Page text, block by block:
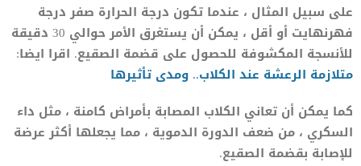
على سبيل المثال ، عندما تكون درجة الحرارة صفر درجة
فهرنهايت أو أقل ، يمكن أن يستغرق الأمر حوالي 30 دقيقة
للأنسجة المكشوفة للحصول على قضمة الصقيع. اقرا ايضا:
متلازمة الرعشة عند الكلاب.. ومدى تأثيرها
كما يمكن أن تعاني الكلاب المصابة بأمراض كامنة ، مثل داء
السكري ، من ضعف الدورة الدموية ، مما يجعلها أكثر عرضة
للإصابة بقضمة الصقيع.